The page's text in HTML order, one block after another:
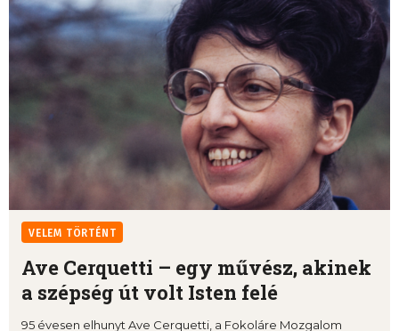
VELEM TÖRTÉNT
Ave Cerquetti – egy művész, akinek
a szépség út volt Isten felé
95 évesen elhunyt Ave Cerquetti, a Fokoláre Mozgalom